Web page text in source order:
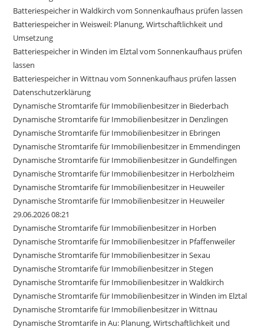
Batteriespeicher in Waldkirch vom Sonnenkaufhaus prüfen lassen
Batteriespeicher in Weisweil: Planung, Wirtschaftlichkeit und
Umsetzung
Batteriespeicher in Winden im Elztal vom Sonnenkaufhaus prüfen
lassen
Batteriespeicher in Wittnau vom Sonnenkaufhaus prüfen lassen
Datenschutzerklärung
Dynamische Stromtarife für Immobilienbesitzer in Biederbach
Dynamische Stromtarife für Immobilienbesitzer in Denzlingen
Dynamische Stromtarife für Immobilienbesitzer in Ebringen
Dynamische Stromtarife für Immobilienbesitzer in Emmendingen
Dynamische Stromtarife für Immobilienbesitzer in Gundelfingen
Dynamische Stromtarife für Immobilienbesitzer in Herbolzheim
Dynamische Stromtarife für Immobilienbesitzer in Heuweiler
Dynamische Stromtarife für Immobilienbesitzer in Heuweiler
29.06.2026 08:21
Dynamische Stromtarife für Immobilienbesitzer in Horben
Dynamische Stromtarife für Immobilienbesitzer in Pfaffenweiler
Dynamische Stromtarife für Immobilienbesitzer in Sexau
Dynamische Stromtarife für Immobilienbesitzer in Stegen
Dynamische Stromtarife für Immobilienbesitzer in Waldkirch
Dynamische Stromtarife für Immobilienbesitzer in Winden im Elztal
Dynamische Stromtarife für Immobilienbesitzer in Wittnau
Dynamische Stromtarife in Au: Planung, Wirtschaftlichkeit und